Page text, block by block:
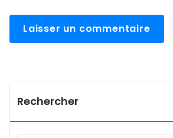
Rechercher